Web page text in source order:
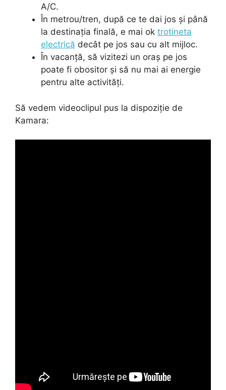
A/C.
În metrou/tren, după ce te dai jos și până
la destinația finală, e mai ok trotineta
electrică decât pe jos sau cu alt mijloc.
În vacanță, să vizitezi un oraș pe jos
poate fi obositor și să nu mai ai energie
pentru alte activități.
Să vedem videoclipul pus la dispoziție de
Kamara: